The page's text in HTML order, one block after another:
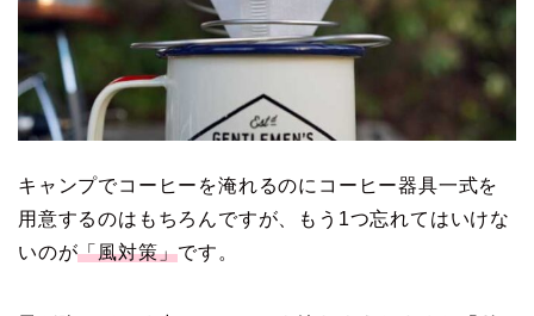
キャンプでコーヒーを淹れるのにコーヒー器具一式を
用意するのはもちろんですが、もう1つ忘れてはいけな
いのが「風対策」です。